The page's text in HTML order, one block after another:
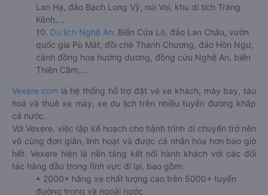
Lan Hạ, đảo Bạch Long Vỹ, núi Voi, khu di tích Tràng
Kênh,...
10. Du lịch Nghệ An: Biển Cửa Lò, đảo Lan Châu, vườn
quốc gia Pù Mát, đồi chè Thanh Chương, đảo Hòn Ngư,
cánh đồng hoa hướng dương, đồng cừu Nghệ An, biển
Thiên Cầm,...
Vexere.com là hệ thống hỗ trợ đặt vé xe khách, máy bay, tàu
hoả và thuê xe máy, xe du lịch trên nhiều tuyến đường khắp
cả nước.
Với Vexere, việc lập kế hoạch cho hành trình di chuyển trở nên
vô cùng đơn giản, linh hoạt và được cá nhân hóa hơn bao giờ
hết. Vexere hiện là nền tảng kết nối hành khách với các đối
tác hàng đầu trong lĩnh vực đi lại, bao gồm:
• 2000+ hãng xe chất lượng cao trên 5000+ tuyến
đường trong và ngoài nước.